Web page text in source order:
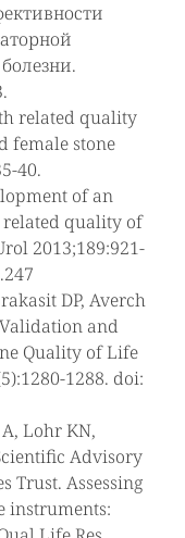
related quality
female stone
40.
of an
related quality of
2013;189:921-
DP, Averch
and
Quality of Life
1288. doi:
Lohr KN,
Advisory
Trust. Assessing
instruments: